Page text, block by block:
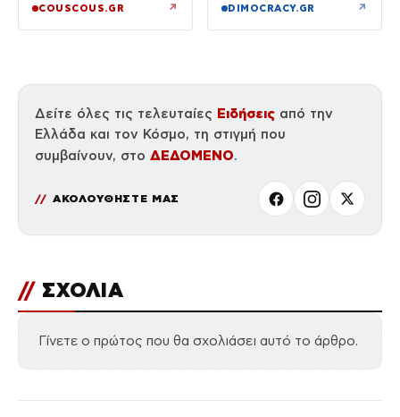
COUSCOUS.GR ↗ DIMOCRACY.GR ↗
Δείτε όλες τις τελευταίες Ειδήσεις από την
Ελλάδα και τον Κόσμο, τη στιγμή που
συμβαίνουν, στο ΔΕΔΟΜΕΝΟ.
ΑΚΟΛΟΥΘΗΣΤΕ ΜΑΣ
// ΣΧΟΛΙΑ
Γίνετε ο πρώτος που θα σχολιάσει αυτό το άρθρο.